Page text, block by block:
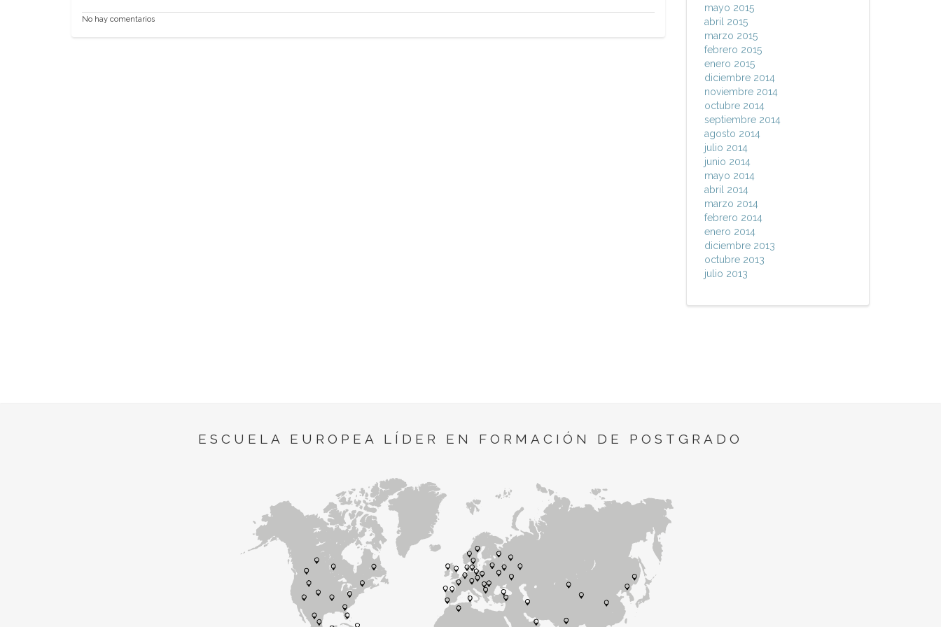
No hay comentarios
mayo 2015
abril 2015
marzo 2015
febrero 2015
enero 2015
diciembre 2014
noviembre 2014
octubre 2014
septiembre 2014
agosto 2014
julio 2014
junio 2014
mayo 2014
abril 2014
marzo 2014
febrero 2014
enero 2014
diciembre 2013
octubre 2013
julio 2013
ESCUELA EUROPEA LÍDER EN FORMACIÓN DE POSTGRADO